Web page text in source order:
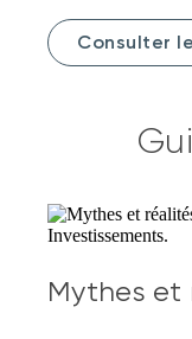
Consulter
Mythes et